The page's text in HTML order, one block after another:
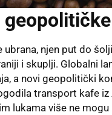
njen put do
i skuplji. Globalni
a novi geopolitički
transport kafe
lukama više ne